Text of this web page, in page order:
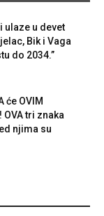
ulaze u devet
Bik i Vaga
do 2034.”
će OVIM
OVA tri znaka
njima su